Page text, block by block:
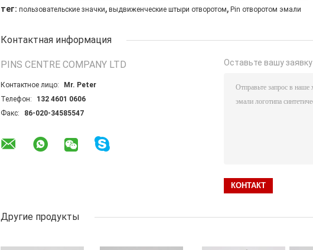
тег: пользовательские значки, выдвиженческие штыри отворотом, Pin отворотом эмали
Контактная информация
PINS CENTRE COMPANY LTD
Контактное лицо:
Mr. Peter
Телефон:
132 4601 0606
Факс:
86-020-34585547
Оставьте вашу заявку
Другие продукты